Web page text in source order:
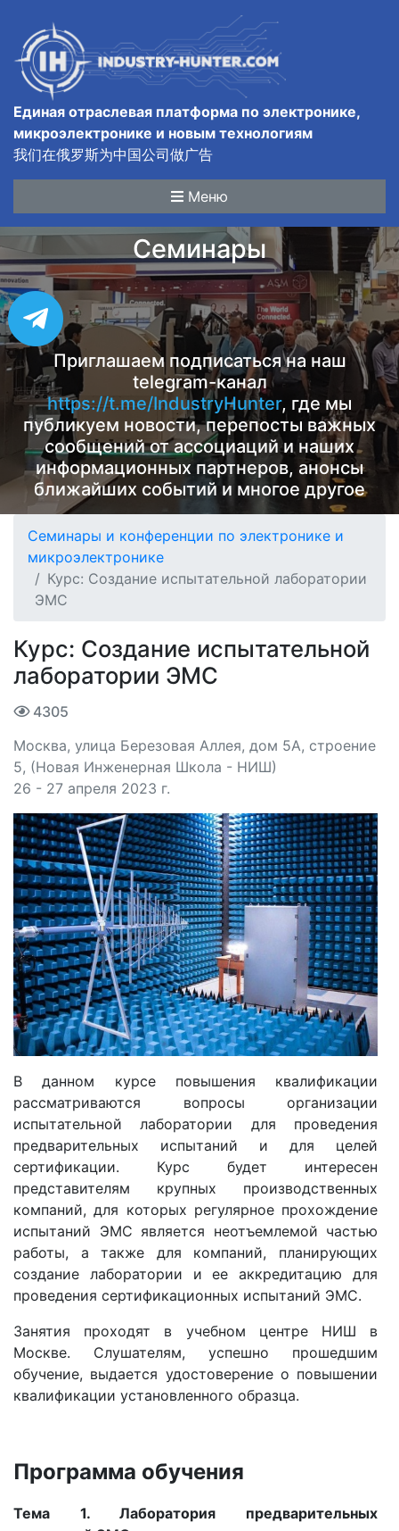
Единая отраслевая платформа по электронике,
микроэлектронике и новым технологиям
我们在俄罗斯为中国公司做广告
Меню
Семинары
Приглашаем подписаться на наш
telegram-канал
https://t.me/IndustryHunter, где мы
публикуем новости, перепосты важных
сообщений от ассоциаций и наших
информационных партнеров, анонсы
ближайших событий и многое другое
Семинары и конференции по электронике и
микроэлектронике
Курс: Создание испытательной лаборатории
ЭМС
Курс: Создание испытательной
лаборатории ЭМС
4305
Москва, улица Березовая Аллея, дом 5А, строение
5, (Новая Инженерная Школа - НИШ)
26 - 27 апреля 2023 г.
В данном курсе повышения квалификации
рассматриваются вопросы организации
испытательной лаборатории для проведения
предварительных испытаний и для целей
сертификации. Курс будет интересен
представителям крупных производственных
компаний, для которых регулярное прохождение
испытаний ЭМС является неотъемлемой частью
работы, а также для компаний, планирующих
создание лаборатории и ее аккредитацию для
проведения сертификационных испытаний ЭМС.
Занятия проходят в учебном центре НИШ в
Москве. Слушателям, успешно прошедшим
обучение, выдается удостоверение о повышении
квалификации установленного образца.
Программа обучения
Тема 1. Лаборатория предварительных